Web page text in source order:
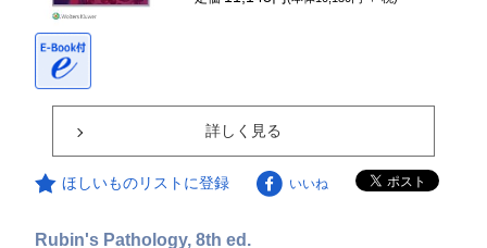
詳しく見る
ほしいものリストに登録 いいね
Rubin's Pathology, 8th ed.